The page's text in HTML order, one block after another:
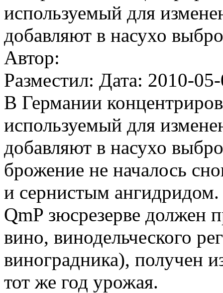
используемый для
добавляют в насухо
Автор:
Разместил: Дата: 2010-
В Германии
используемый для
добавляют в насухо
брожение не началось
и сернистым
QmP зюсрезерве должен
вино, винодельческого
виноградника), получен
тот же год урожая.